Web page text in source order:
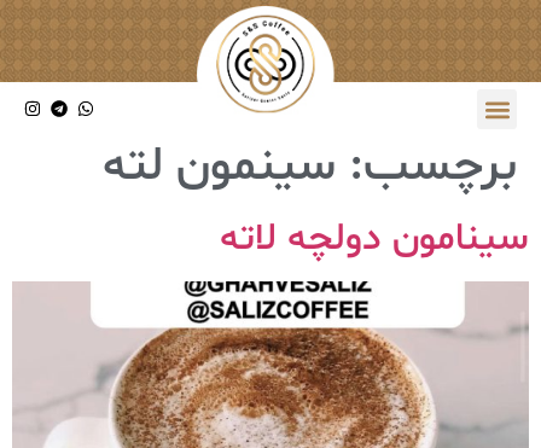
برچسب: سینمون لته
سینامون دولچه لاته